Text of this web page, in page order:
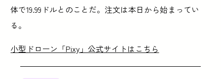
体で19.99ドルとのことだ。注文は本日から始まってい
る。
小型ドローン「Pixy」公式サイトはこちら